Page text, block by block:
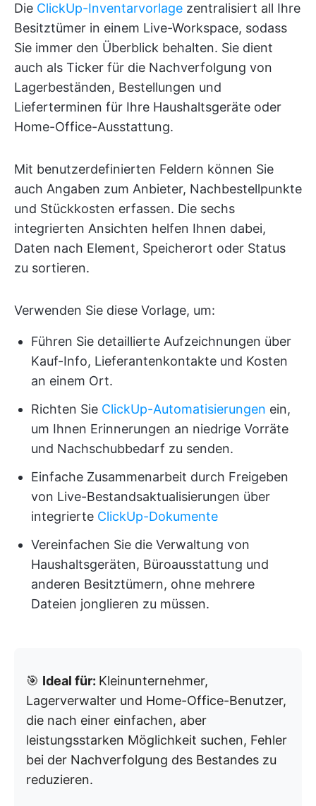
Die ClickUp-Inventarvorlage zentralisiert all Ihre
Besitztümer in einem Live-Workspace, sodass
Sie immer den Überblick behalten. Sie dient
auch als Ticker für die Nachverfolgung von
Lagerbeständen, Bestellungen und
Lieferterminen für Ihre Haushaltsgeräte oder
Home-Office-Ausstattung.
Mit benutzerdefinierten Feldern können Sie
auch Angaben zum Anbieter, Nachbestellpunkte
und Stückkosten erfassen. Die sechs
integrierten Ansichten helfen Ihnen dabei,
Daten nach Element, Speicherort oder Status
zu sortieren.
Verwenden Sie diese Vorlage, um:
Führen Sie detaillierte Aufzeichnungen über
Kauf-Info, Lieferantenkontakte und Kosten
an einem Ort.
Richten Sie ClickUp-Automatisierungen ein,
um Ihnen Erinnerungen an niedrige Vorräte
und Nachschubbedarf zu senden.
Einfache Zusammenarbeit durch Freigeben
von Live-Bestandsaktualisierungen über
integrierte ClickUp-Dokumente
Vereinfachen Sie die Verwaltung von
Haushaltsgeräten, Büroausstattung und
anderen Besitztümern, ohne mehrere
Dateien jonglieren zu müssen.
🎯 Ideal für: Kleinunternehmer,
Lagerverwalter und Home-Office-Benutzer,
die nach einer einfachen, aber
leistungsstarken Möglichkeit suchen, Fehler
bei der Nachverfolgung des Bestandes zu
reduzieren.